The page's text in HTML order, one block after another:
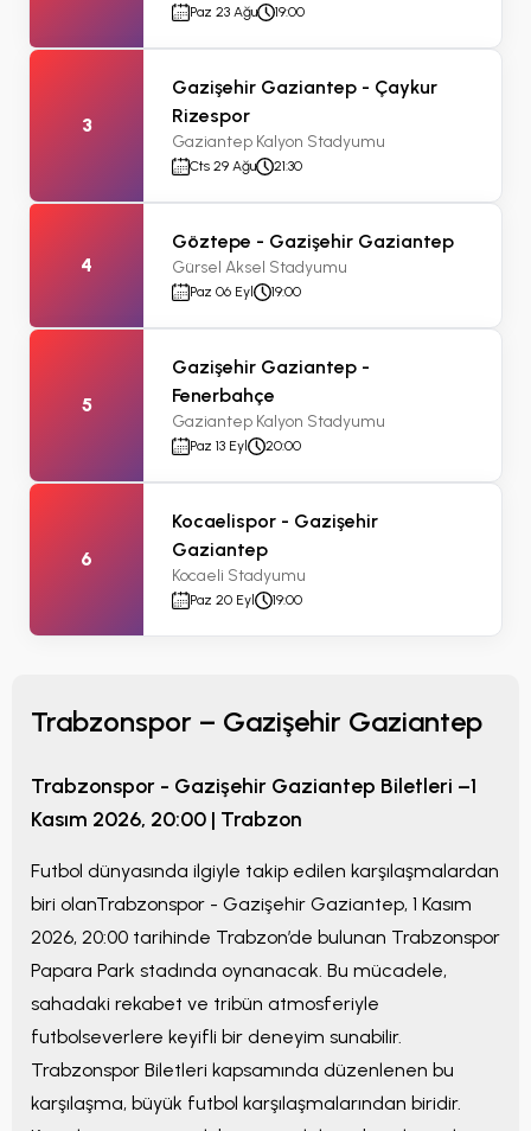
Paz 23 Ağu 19:00
3
Gazişehir Gaziantep - Çaykur
Rizespor
Gaziantep Kalyon Stadyumu
Cts 29 Ağu 21:30
4
Göztepe - Gazişehir Gaziantep
Gürsel Aksel Stadyumu
Paz 06 Eyl 19:00
5
Gazişehir Gaziantep -
Fenerbahçe
Gaziantep Kalyon Stadyumu
Paz 13 Eyl 20:00
6
Kocaelispor - Gazişehir
Gaziantep
Kocaeli Stadyumu
Paz 20 Eyl 19:00
Trabzonspor – Gazişehir Gaziantep
Trabzonspor - Gazişehir Gaziantep Biletleri –1
Kasım 2026, 20:00 | Trabzon
Futbol dünyasında ilgiyle takip edilen karşılaşmalardan
biri olanTrabzonspor - Gazişehir Gaziantep, 1 Kasım
2026, 20:00 tarihinde Trabzon’de bulunan Trabzonspor
Papara Park stadında oynanacak. Bu mücadele,
sahadaki rekabet ve tribün atmosferiyle
futbolseverlere keyifli bir deneyim sunabilir.
Trabzonspor Biletleri kapsamında düzenlenen bu
karşılaşma, büyük futbol karşılaşmalarından biridir.